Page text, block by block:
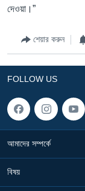
দেওয়া।”
শেয়ার করুন
FOLLOW US
আমাদের সম্পর্কে
বিষয়